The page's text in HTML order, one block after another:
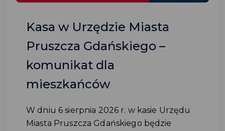
Kasa w Urzędzie Miasta
Pruszcza Gdańskiego –
komunikat dla
mieszkańców
W dniu 6 sierpnia 2026 r. w kasie Urzędu
Miasta Pruszcza Gdańskiego będzie